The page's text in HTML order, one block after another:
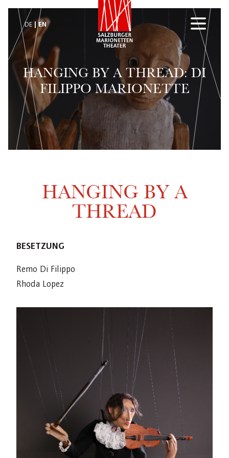
DE EN
HANGING BY A THREAD: DI
FILIPPO MARIONETTE
HANGING BY A
THREAD
BESETZUNG
Remo Di Filippo
Rhoda Lopez